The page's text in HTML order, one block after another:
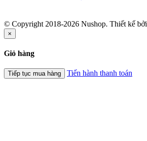
© Copyright 2018-2026 Nushop. Thiết kế bởi
×
Giỏ hàng
Tiếp tục mua hàng Tiến hành thanh toán